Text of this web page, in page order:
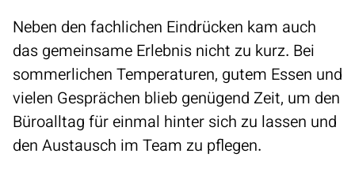
Neben den fachlichen Eindrücken kam auch
das gemeinsame Erlebnis nicht zu kurz. Bei
sommerlichen Temperaturen, gutem Essen und
vielen Gesprächen blieb genügend Zeit, um den
Büroalltag für einmal hinter sich zu lassen und
den Austausch im Team zu pflegen.